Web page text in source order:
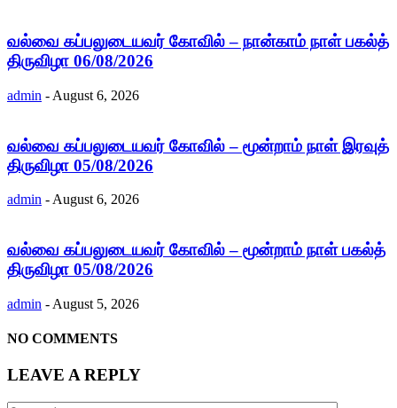
வல்வை கப்பலுடையவர் கோவில் – நான்காம் நாள் பகல்த்
திருவிழா 06/08/2026
admin - August 6, 2026
வல்வை கப்பலுடையவர் கோவில் – மூன்றாம் நாள் இரவுத்
திருவிழா 05/08/2026
admin - August 6, 2026
வல்வை கப்பலுடையவர் கோவில் – மூன்றாம் நாள் பகல்த்
திருவிழா 05/08/2026
admin - August 5, 2026
NO COMMENTS
LEAVE A REPLY